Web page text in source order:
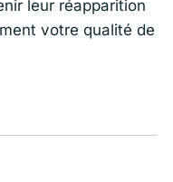
leur réapparition
votre qualité de